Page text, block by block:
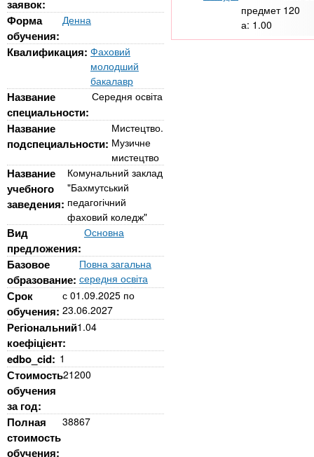
n
t
s
.
i
n
f
o
х
з
а
е
д
е
н
и
й
Онлайн курсы
За рубежом
заявок:
Форма
обучения:
Денна
Квалификация: Фаховий
молодший
бакалавр
Название
специальности:
Середня освіта
Название
подспециальности:
Мистецтво.
Музичне
мистецтво
Название
учебного
заведения:
Комунальний заклад
"Бахмутський
педагогічний
фаховий коледж"
Вид
предложения:
Основна
Базовое
образование:
Повна загальна
середня освіта
Срок
обучения:
с 01.09.2025 по
23.06.2027
Регіональний
коефіцієнт:
1.04
edbo_cid: 1
Стоимость
обучения
за год:
21200
Полная
стоимость
обучения:
38867
предмет
а: 1.00
120